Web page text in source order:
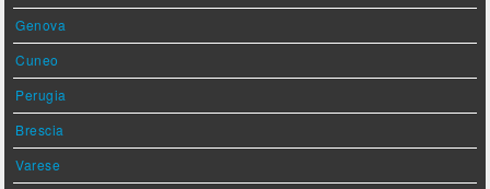
Genova
Cuneo
Perugia
Brescia
Varese